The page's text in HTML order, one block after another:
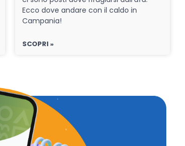
Ecco dove andare con il caldo in
Campania!
SCOPRI »